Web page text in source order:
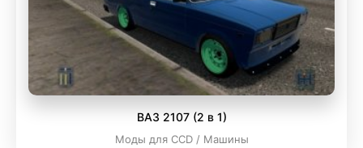
ВАЗ 2107 (2 в 1)
Моды для CCD / Машины